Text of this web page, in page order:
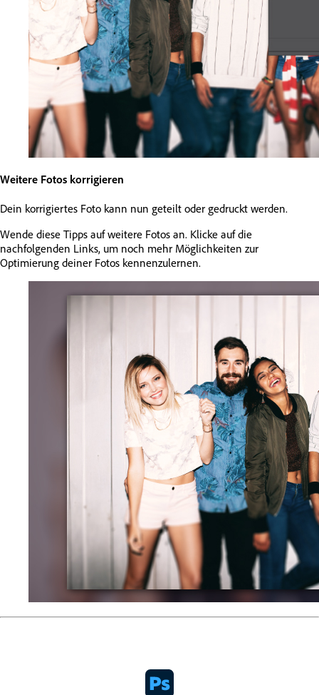
Weitere Fotos korrigieren
Dein korrigiertes Foto kann nun geteilt oder gedruckt werden.
Wende diese Tipps auf weitere Fotos an. Klicke auf die
nachfolgenden Links, um noch mehr Möglichkeiten zur
Optimierung deiner Fotos kennenzulernen.